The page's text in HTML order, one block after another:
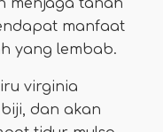
manfaat
yang lembab.
virginia
dan akan